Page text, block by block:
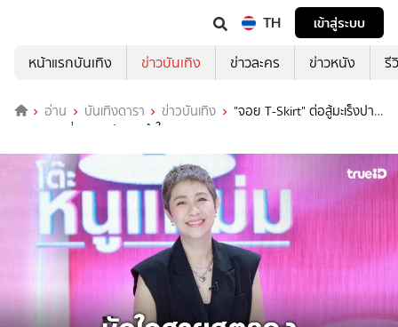
TH
เข้าสู่ระบบ
หน้าแรกบันเทิง
ข่าวบันเทิง ข่าวละคร ข่าวหนัง รี
อ่าน บันเทิงดารา ข่าวบันเทิง
"จอย T-Skirt" ต่อสู้มะเร็งปาก
มดลูกระยะที่ 4 ยอมรับและทำใจ